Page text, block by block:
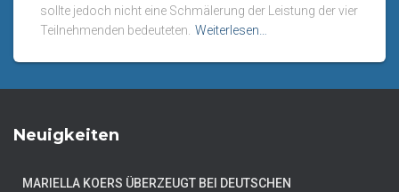
sollte jedoch nicht eine Schmälerung der Leistung der vier
Teilnehmenden bedeuteten. Weiterlesen…
Neuigkeiten
MARIELLA KOERS ÜBERZEUGT BEI DEUTSCHEN